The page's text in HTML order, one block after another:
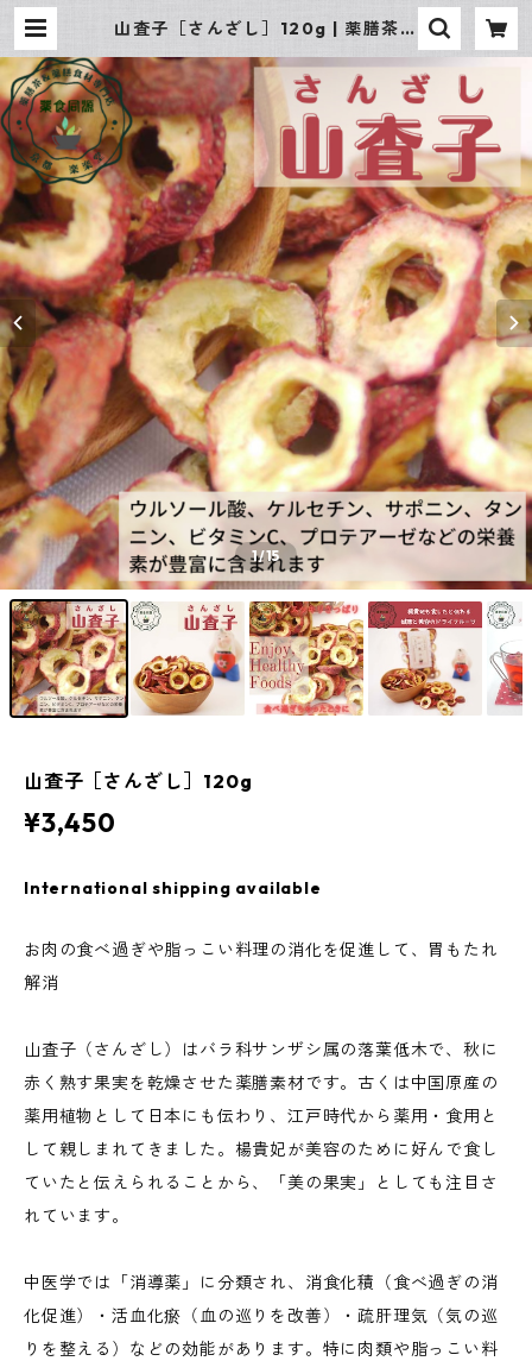
山査子［さんざし］120g | 薬膳茶＆
1/15
山査子［さんざし］120g
¥3,450
International shipping available
お肉の食べ過ぎや脂っこい料理の消化を促進して、胃もたれ
解消
山査子（さんざし）はバラ科サンザシ属の落葉低木で、秋に
赤く熟す果実を乾燥させた薬膳素材です。古くは中国原産の
薬用植物として日本にも伝わり、江戸時代から薬用・食用と
して親しまれてきました。楊貴妃が美容のために好んで食し
ていたと伝えられることから、「美の果実」としても注目さ
れています。
中医学では「消導薬」に分類され、消食化積（食べ過ぎの消
化促進）・活血化瘀（血の巡りを改善）・疏肝理気（気の巡
りを整える）などの効能があります。特に肉類や脂っこい料